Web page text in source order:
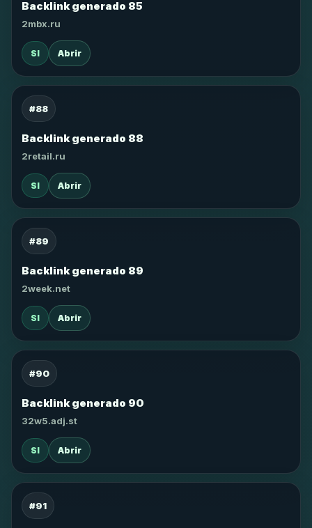
Backlink generado 85
2mbx.ru
SI Abrir
#88
Backlink generado 88
2retail.ru
SI Abrir
#89
Backlink generado 89
2week.net
SI Abrir
#90
Backlink generado 90
32w5.adj.st
SI Abrir
#91